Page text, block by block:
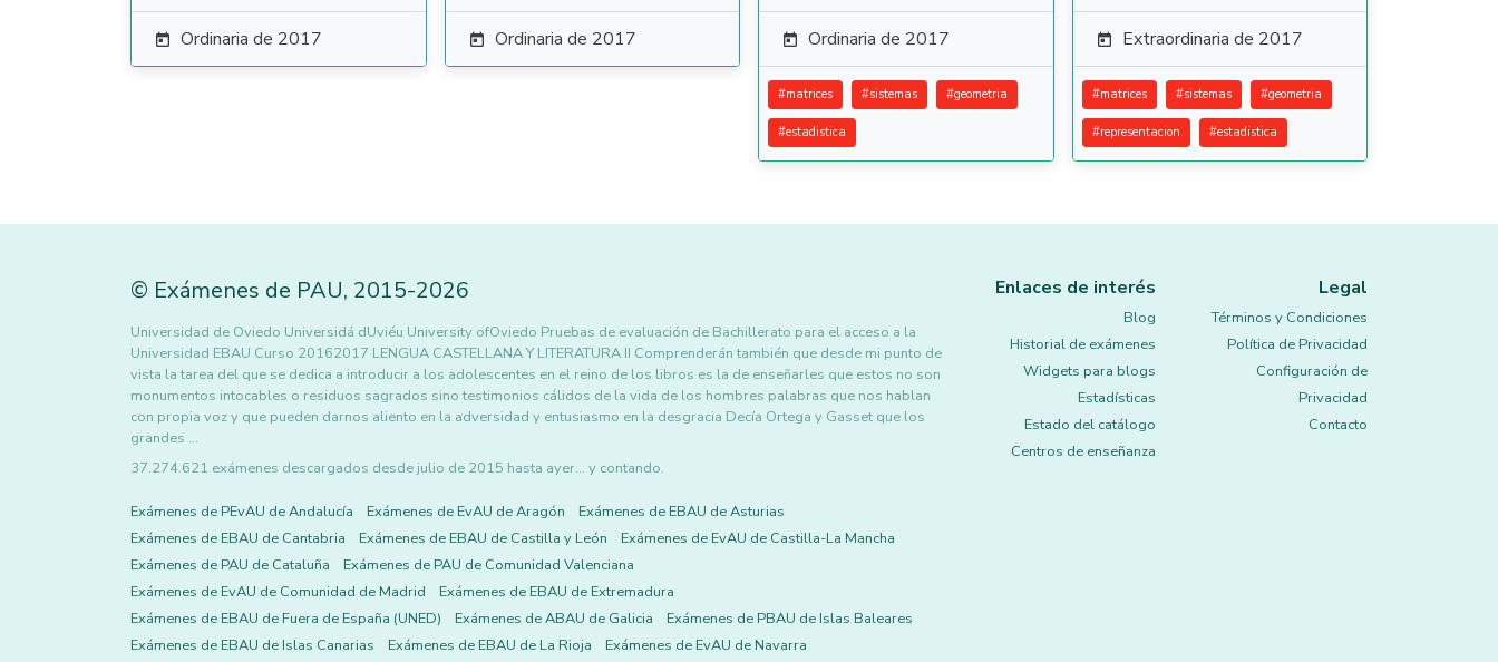
 Ordinaria de 2017  Ordinaria de 2017  Ordinaria de 2017
#matrices #sistemas #geometria
#estadistica
 Extraordinaria de 2017
#matrices #sistemas #geometria
#representacion #estadistica
© Exámenes de PAU, 2015-2026
Universidad de Oviedo Universidá dUviéu University ofOviedo Pruebas de evaluación de Bachillerato para el acceso a la
Universidad EBAU Curso 20162017 LENGUA CASTELLANA Y LITERATURA II Comprenderán también que desde mi punto de
vista la tarea del que se dedica a introducir a los adolescentes en el reino de los libros es la de enseñarles que estos no son
monumentos intocables o residuos sagrados sino testimonios cálidos de la vida de los hombres palabras que nos hablan
con propia voz y que pueden darnos aliento en la adversidad y entusiasmo en la desgracia Decía Ortega y Gasset que los
grandes …
37.274.621 exámenes descargados desde julio de 2015 hasta ayer... y contando.
Exámenes de PEvAU de Andalucía Exámenes de EvAU de Aragón
Exámenes de EBAU de Asturias
Exámenes de EBAU de Cantabria
Exámenes de EBAU de Castilla y León
Exámenes de EvAU de Castilla-La Mancha
Exámenes de PAU de Cataluña
Exámenes de PAU de Comunidad Valenciana
Exámenes de EvAU de Comunidad de Madrid
Exámenes de EBAU de Extremadura
Exámenes de EBAU de Fuera de España (UNED)
Exámenes de ABAU de Galicia
Exámenes de PBAU de Islas Baleares
Exámenes de EBAU de Islas Canarias
Exámenes de EBAU de La Rioja Exámenes de EvAU de Navarra
Enlaces de interés
Blog
Historial de exámenes
Widgets para blogs
Estadísticas
Estado del catálogo
Centros de enseñanza
Legal
Términos y Condiciones
Política de Privacidad
Configuración de
Privacidad
Contacto